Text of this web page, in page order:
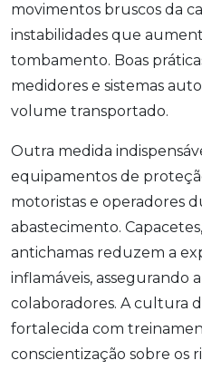
movimentos bruscos da
instabilidades que
tombamento. Boas
medidores e sistemas
volume transportado.
Outra medida
equipamentos de
motoristas e operadores
abastecimento.
antichamas reduzem a
inflamáveis, assegurando
colaboradores. A cultura
fortalecida com
conscientização sobre os